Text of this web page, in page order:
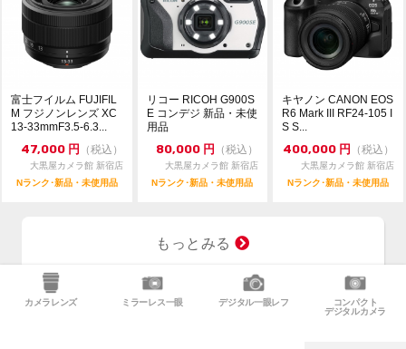
富士フイルム FUJIFIL
M フジノンレンズ XC
13-33mmF3.5-6.3...
47,000 円 （税込）
大黒屋カメラ館 新宿店
Nランク･新品・未使用品
リコー RICOH G900S
E コンデジ 新品・未使
用品
80,000 円 （税込）
大黒屋カメラ館 新宿店
Nランク･新品・未使用品
キヤノン CANON EOS
R6 Mark III RF24-105 I
S S...
400,000 円 （税込）
大黒屋カメラ館 新宿店
Nランク･新品・未使用品
もっとみる
カメラレンズ ミラーレス一眼 デジタル一眼レフ
コンパクト
デジタルカメラ